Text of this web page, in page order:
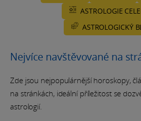
ASTROLOGIE
ASTROLOGICKÝ
Nejvíce navštěvované na
Zde jsou nejpopulárnější horoskopy,
na stránkách, ideální příležitost se
astrologií.